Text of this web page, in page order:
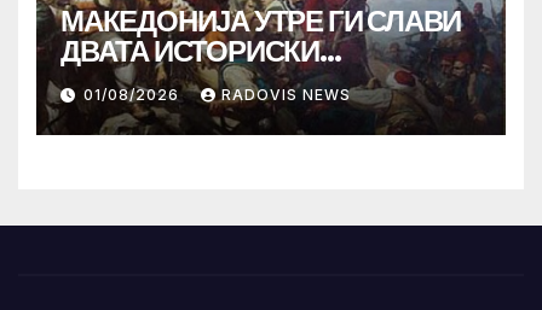
МАКЕДОНИЈА УТРЕ ГИ СЛАВИ
ДВАТА ИСТОРИСКИ
ИЛИНДЕНА!
01/08/2026 RADOVIS NEWS